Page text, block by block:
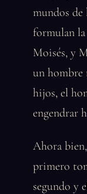
mundos de
formulan la
Moisés, y
un hombre
hijos, el
engendrar
Ahora
primero
segundo y